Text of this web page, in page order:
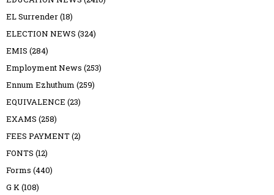
EL Surrender(18)
ELECTION NEWS (324)
EMIS (284)
Employment News (253)
Ennum Ezhuthum (259)
EQUIVALENCE (23)
EXAMS (258)
FEES PAYMENT(2)
FONTS (12)
Forms (440)
G K(108)